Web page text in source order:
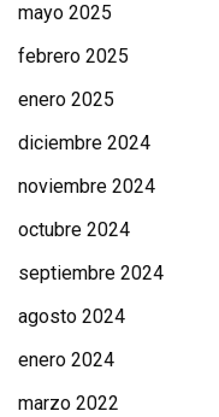
mayo 2025
febrero 2025
enero 2025
diciembre 2024
noviembre 2024
octubre 2024
septiembre 2024
agosto 2024
enero 2024
marzo 2022